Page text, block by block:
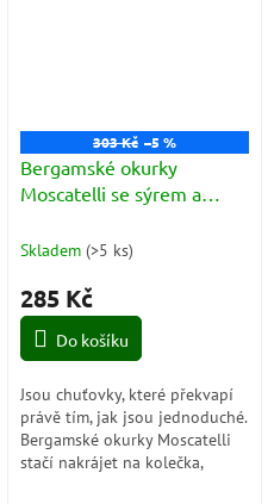
303 Kč –5 %
Bergamské okurky
Moscatelli se sýrem a
minut (Cetrioli Moscatelli
Skladem (>5 ks)
285 Kč
Do košíku
Jsou chuťovky, které překvapí
právě tím, jak jsou jednoduché.
Bergamské okurky Moscatelli
stačí nakrájet na kolečka,